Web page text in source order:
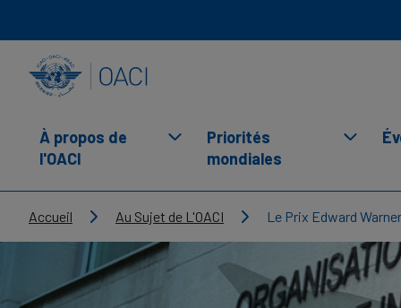
À propos de
l'OACI
Priorités
mondiales
Breadcrumb
Accueil Au Sujet de L'OACI Le Prix Edward